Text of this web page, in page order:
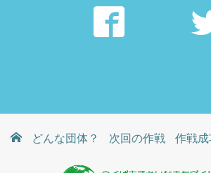
どんな団体？ 次回の作戦 作戦成